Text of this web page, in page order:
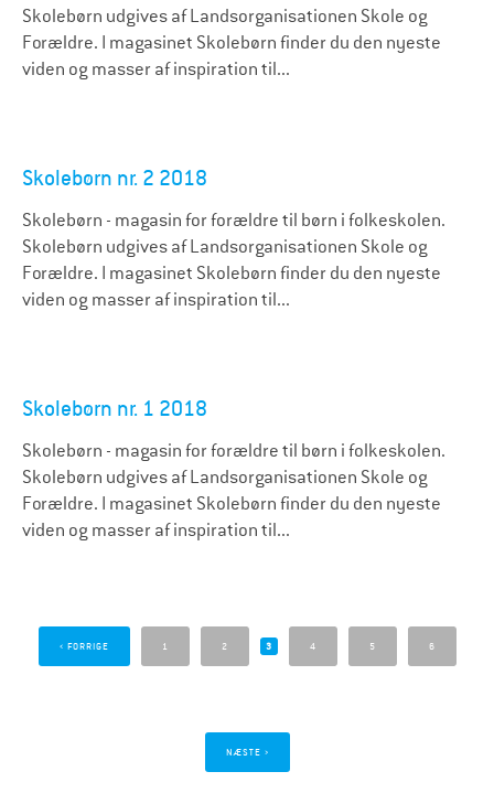
Skolebørn udgives af Landsorganisationen Skole og
Forældre. I magasinet Skolebørn finder du den nyeste
viden og masser af inspiration til...
Skolebørn nr. 2 2018
Skolebørn - magasin for forældre til børn i folkeskolen.
Skolebørn udgives af Landsorganisationen Skole og
Forældre. I magasinet Skolebørn finder du den nyeste
viden og masser af inspiration til...
Skolebørn nr. 1 2018
Skolebørn - magasin for forældre til børn i folkeskolen.
Skolebørn udgives af Landsorganisationen Skole og
Forældre. I magasinet Skolebørn finder du den nyeste
viden og masser af inspiration til...
‹ FORRIGE 1 2 3 4 5 6
NÆSTE ›